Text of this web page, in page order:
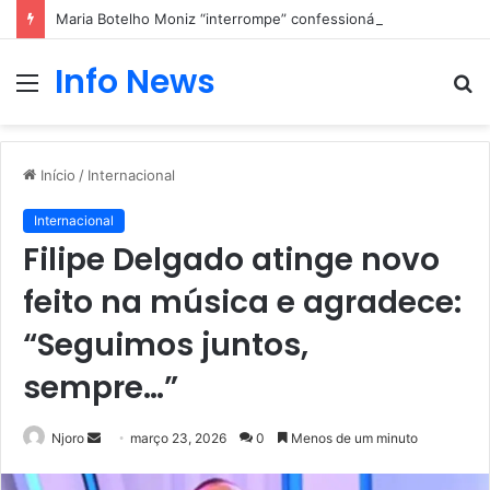
Maria Botelho Moniz “interrompe” confessionário
Menu
Info News
Início / Internacional
Internacional
Filipe Delgado atinge novo
feito na música e agradece:
“Seguimos juntos,
sempre…”
Njoro
Mandemarço 23, 2026 0 Menos de um minuto